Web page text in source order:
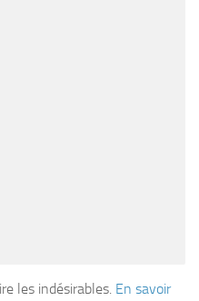
les indésirables. En savoir